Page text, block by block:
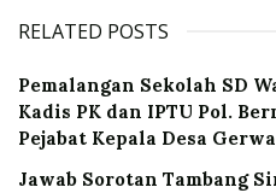
RELATED POSTS
Pemalangan Sekolah SD
Kadis PK dan IPTU Pol.
Pejabat Kepala Desa
Jawab Sorotan Tambang